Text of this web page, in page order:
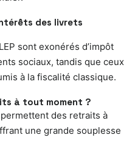
des livrets
sont exonérés d’impôt
sociaux, tandis que ceux
à la fiscalité classique.
à tout moment ?
des retraits à
une grande souplesse